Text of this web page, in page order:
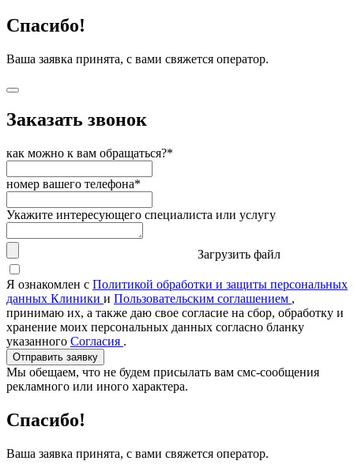
Спасибо!
Ваша заявка принята, с вами свяжется оператор.
Заказать звонок
как можно к вам обращаться?*
номер вашего телефона*
Укажите интересующего специалиста или услугу
Загрузить файл
Я ознакомлен с Политикой обработки и защиты персональных
данных Клиники и Пользовательским соглашением ,
принимаю их, а также даю свое согласие на сбор, обработку и
хранение моих персональных данных согласно бланку
указанного Согласия .
Отправить заявку
Мы обещаем, что не будем присылать вам смс-сообщения
рекламного или иного характера.
Спасибо!
Ваша заявка принята, с вами свяжется оператор.